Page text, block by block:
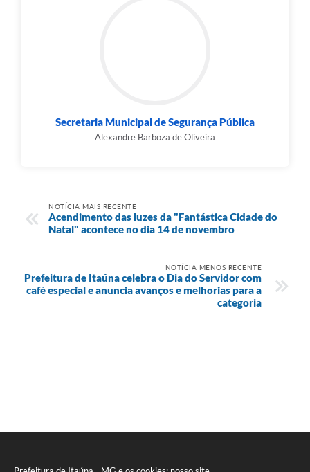
Secretaria Municipal de Segurança Pública
Alexandre Barboza de Oliveira
NOTÍCIA MAIS RECENTE
Acendimento das luzes da "Fantástica Cidade do
Natal" acontece no dia 14 de novembro
NOTÍCIA MENOS RECENTE
Prefeitura de Itaúna celebra o Dia do Servidor com
café especial e anuncia avanços e melhorias para a
categoria